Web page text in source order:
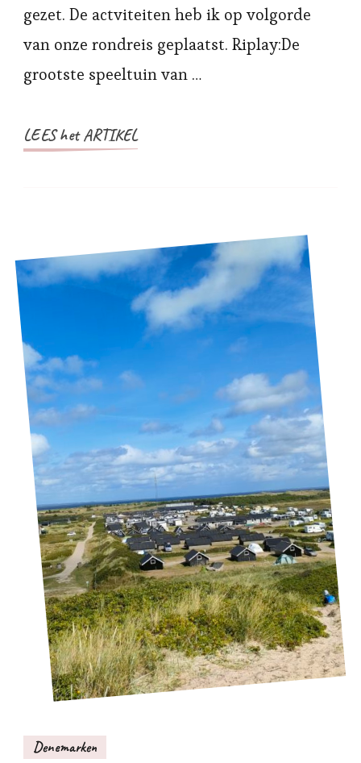
gezet. De actviteiten heb ik op volgorde
van onze rondreis geplaatst. Riplay:De
grootste speeltuin van …
LEES het ARTIKEL
Denemarken